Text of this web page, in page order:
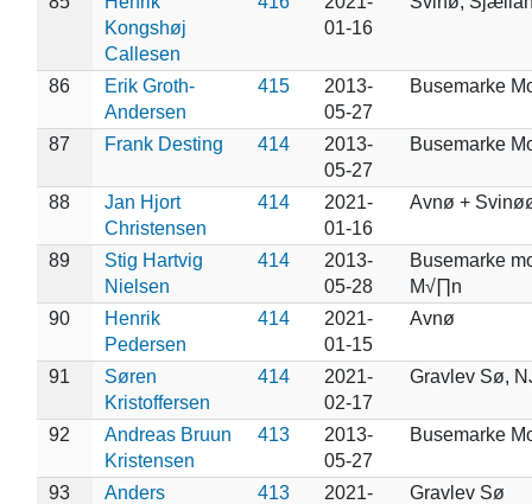
Kongshøj
Callesen
01-16
86
Erik Groth-
Andersen
415
2013-
05-27
Busemarke
87 Frank Desting 414
2013-
05-27
Busemarke
88
Jan Hjort
Christensen
414
2021-
01-16
Avnø +
89
Stig Hartvig
Nielsen
414
2013-
05-28
Busemarke
M√∏n
90
Henrik
Pedersen
414
2021-
01-15
Avnø
91
Søren
Kristoffersen
414
2021-
02-17
Gravlev Sø,
92
Andreas Bruun
Kristensen
413
2013-
05-27
Busemarke
93
Anders
413
2021-
Gravlev Sø